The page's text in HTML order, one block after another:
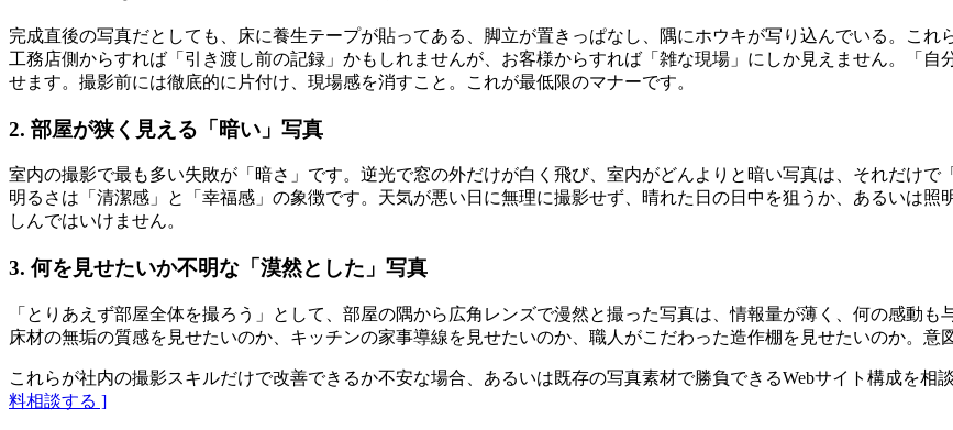
完成直後の写真だとしても、床に養生テープが貼ってある、脚立が置きっぱなし、隅にホウキが写り込んでいる。これ
工務店側からすれば「引き渡し前の記録」かもしれませんが、お客様からすれば「雑な現場」にしか見えません。「
せます。撮影前には徹底的に片付け、現場感を消すこと。これが最低限のマナーです。
2. 部屋が狭く見える「暗い」写真
室内の撮影で最も多い失敗が「暗さ」です。逆光で窓の外だけが白く飛び、室内がどんよりと暗い写真は、それだけで
明るさは「清潔感」と「幸福感」の象徴です。天気が悪い日に無理に撮影せず、晴れた日の日中を狙うか、あるいは
しんではいけません。
3. 何を見せたいか不明な「漠然とした」写真
「とりあえず部屋全体を撮ろう」として、部屋の隅から広角レンズで漫然と撮った写真は、情報量が薄く、何の感動も
床材の無垢の質感を見せたいのか、キッチンの家事導線を見せたいのか、職人がこだわった造作棚を見せたいのか。意
これらが社内の撮影スキルだけで改善できるか不安な場合、あるいは既存の写真素材で勝負できるWebサイト構成を相
料相談する ]